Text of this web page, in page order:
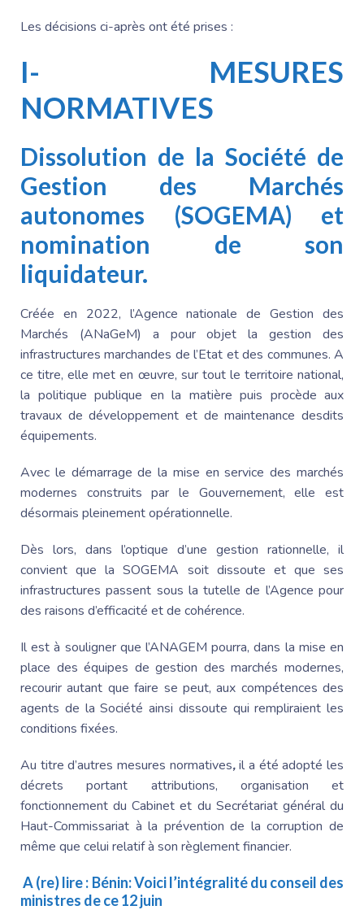
Les décisions ci-après ont été prises :
I- MESURES
NORMATIVES
Dissolution de la Société de
Gestion des Marchés
autonomes (SOGEMA) et
nomination de son
liquidateur.
Créée en 2022, l’Agence nationale de Gestion des
Marchés (ANaGeM) a pour objet la gestion des
infrastructures marchandes de l’Etat et des communes. A
ce titre, elle met en œuvre, sur tout le territoire national,
la politique publique en la matière puis procède aux
travaux de développement et de maintenance desdits
équipements.
Avec le démarrage de la mise en service des marchés
modernes construits par le Gouvernement, elle est
désormais pleinement opérationnelle.
Dès lors, dans l’optique d’une gestion rationnelle, il
convient que la SOGEMA soit dissoute et que ses
infrastructures passent sous la tutelle de l’Agence pour
des raisons d’efficacité et de cohérence.
Il est à souligner que l’ANAGEM pourra, dans la mise en
place des équipes de gestion des marchés modernes,
recourir autant que faire se peut, aux compétences des
agents de la Société ainsi dissoute qui rempliraient les
conditions fixées.
Au titre d’autres mesures normatives,il a été adopté les
décrets portant attributions, organisation et
fonctionnement du Cabinet et du Secrétariat général du
Haut-Commissariat à la prévention de la corruption de
même que celui relatif à son règlement financier.
A (re) lire : Bénin: Voici l’intégralité du conseil des
ministres de ce 12 juin